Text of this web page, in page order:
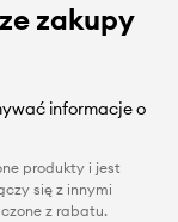
zakupy
informacje o
produkty i jest
się z innymi
z rabatu.